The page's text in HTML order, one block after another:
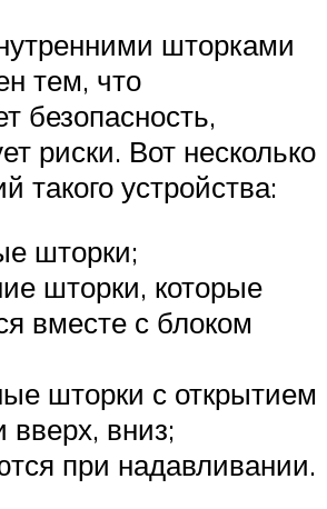
шторками
тем, что
безопасность,
риски. Вот несколько
такого устройства:
шторки;
шторки, которые
вместе с блоком
шторки с открытием
вверх, вниз;
при надавливании.